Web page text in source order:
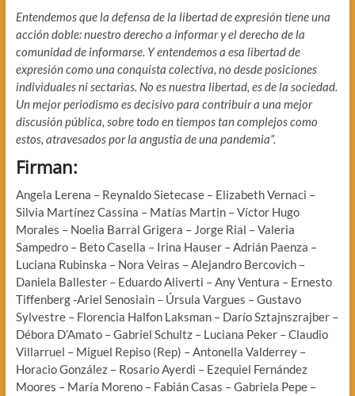
Entendemos que la defensa de la libertad de expresión tiene una
acción doble: nuestro derecho a informar y el derecho de la
comunidad de informarse. Y entendemos a esa libertad de
expresión como una conquista colectiva, no desde posiciones
individuales ni sectarias. No es nuestra libertad, es de la sociedad.
Un mejor periodismo es decisivo para contribuir a una mejor
discusión pública, sobre todo en tiempos tan complejos como
estos, atravesados por la angustia de una pandemia”.
Firman:
Angela Lerena – Reynaldo Sietecase – Elizabeth Vernaci –
Silvia Martínez Cassina – Matías Martin – Víctor Hugo
Morales – Noelia Barral Grigera – Jorge Rial – Valeria
Sampedro – Beto Casella – Irina Hauser – Adrián Paenza –
Luciana Rubinska – Nora Veiras – Alejandro Bercovich –
Daniela Ballester – Eduardo Aliverti – Any Ventura – Ernesto
Tiffenberg -Ariel Senosiain – Úrsula Vargues – Gustavo
Sylvestre – Florencia Halfon Laksman – Darío Sztajnszrajber –
Débora D’Amato – Gabriel Schultz – Luciana Peker – Claudio
Villarruel – Miguel Repiso (Rep) – Antonella Valderrey –
Horacio González – Rosario Ayerdi – Ezequiel Fernández
Moores – María Moreno – Fabián Casas – Gabriela Pepe –